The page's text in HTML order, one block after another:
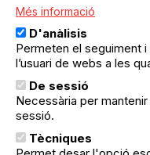
Menú
Legal
Política de privacitat
Avís legal
Política de cookies
El Quèdequè no es fa
programades; en són
organitzadors.
Més informació
D'anàlisis
Permeten el seguiment
l’usuari de webs a les
De sessió
Necessària per
sessió.
Tècniques